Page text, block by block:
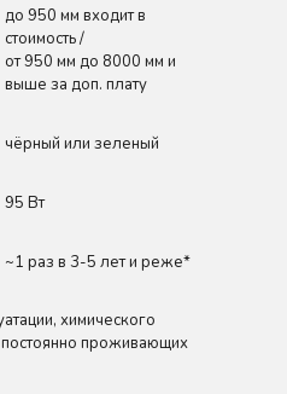
до 950 мм входит в
стоимость /
от 950 мм до 8000 мм и
выше за доп. плату
чёрный или зеленый
95 Вт
~1 раз в 3-5 лет и реже*
химического
постоянно проживающих